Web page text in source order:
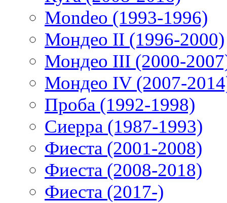
Mondeo (1993-1996)
Мондео II (1996-2000)
Мондео III (2000-
Мондео IV (2007-
Проба (1992-1998)
Сиерра (1987-1993)
Фиеста (2001-2008)
Фиеста (2008-2018)
Фиеста (2017-)